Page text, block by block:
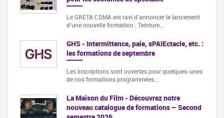
Le GRETA CDMA est ravi d'annoncer le lancement
d'une nouvelle formation : Teinture…
GHS - Intermittence, paie, sPAIEctacle, etc. :
les formations de septembre
Les inscriptions sont ouvertes pour quelques-unes
de nos formations programmées…
La Maison du Film - Découvrez notre
nouveau catalogue de formations – Second